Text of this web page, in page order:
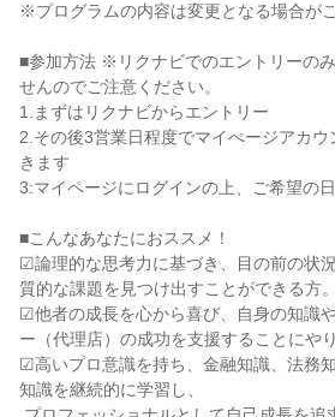
※プログラムの内容は変更となる場合がご
■参加方法 ※リクナビでのエントリーの
せんのでご注意ください。
1.まずはリクナビからエントリー
2.その後3営業日程度でマイぺージアカ
きます
3:マイページにログインの上、ご希望の
■こんなあなたにおススメ！
☑論理的な思考力に基づき、目の前の状
質的な課題を見つけ出すことができる方。
☑他者の成長を心から喜び、自身の知識
ー（代理店）の成功を支援することにや
☑高いプロ意識を持ち、金融知識、法務
知識を継続的に学習し、